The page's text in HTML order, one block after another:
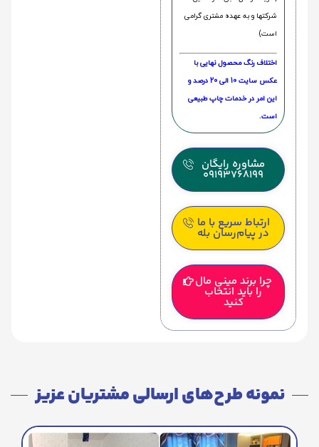
شرکتها و به عهده مشتری گرامی
است)
اختلاف رنگ محصول نهایی با
عکس سایت 10 الی 20 درصد و
این امر در خدمات چاپ طبیعی
است.
مشاوره رایگان
09193768199
ارتباط سریع با ما
در پیام‌رسان بله
چرا برند مینی مال
را باید انتخاب
کنید
نمونه طرح‌های ارسالی مشتریان عزیز